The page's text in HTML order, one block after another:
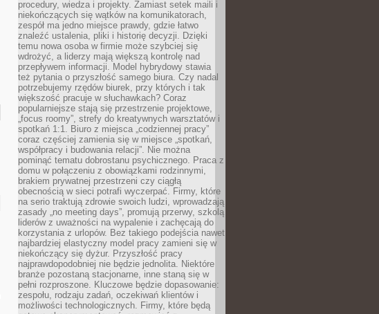
procedury, wiedza i projekty. Zamiast setek maili i
niekończących się wątków na komunikatorach,
zespół ma jedno miejsce prawdy, gdzie łatwo
znaleźć ustalenia, pliki i historię decyzji. Dzięki
temu nowa osoba w firmie może szybciej się
wdrożyć, a liderzy mają większą kontrolę nad
przepływem informacji. Model hybrydowy stawia
też pytania o przyszłość samego biura. Czy nadal
potrzebujemy rzędów biurek, przy których i tak
większość pracuje w słuchawkach? Coraz
popularniejsze stają się przestrzenie projektowe,
„focus roomy”, strefy do kreatywnych warsztatów i
spotkań 1:1. Biuro z miejsca „codziennej pracy”
coraz częściej zamienia się w miejsce „spotkań,
współpracy i budowania relacji”. Nie można
pominąć tematu dobrostanu psychicznego. Praca z
domu w połączeniu z obowiązkami rodzinnymi,
brakiem prywatnej przestrzeni czy ciągłą
obecnością w sieci potrafi wyczerpać. Firmy, które
na serio traktują zdrowie swoich ludzi, wprowadzają
zasady „no meeting days”, promują przerwy, szkolą
liderów z uważności na wypalenie i zachęcają do
korzystania z urlopów. Bez takiego podejścia nawet
najbardziej elastyczny model pracy zamieni się w
niekończący się dyżur. Przyszłość pracy
najprawdopodobniej nie będzie jednolita. Niektóre
branże pozostaną stacjonarne, inne staną się w
pełni rozproszone. Kluczowe będzie dopasowanie:
zespołu, rodzaju zadań, oczekiwań klientów i
możliwości technologicznych. Firmy, które będą